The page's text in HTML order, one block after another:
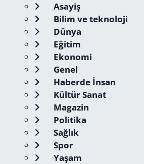
Asayiş
Bilim ve teknoloji
Dünya
Eğitim
Ekonomi
Genel
Haberde İnsan
Kültür Sanat
Magazin
Politika
Sağlık
Spor
Yaşam